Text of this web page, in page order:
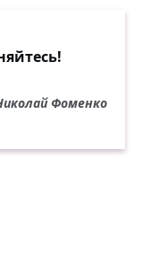
Фоменко